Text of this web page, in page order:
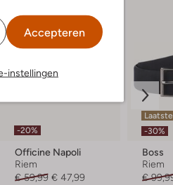
Accepteren
instellingen
-20%
Officine Napoli
Riem
€ 59,99 € 47,99
-30%
Boss
Riem
€